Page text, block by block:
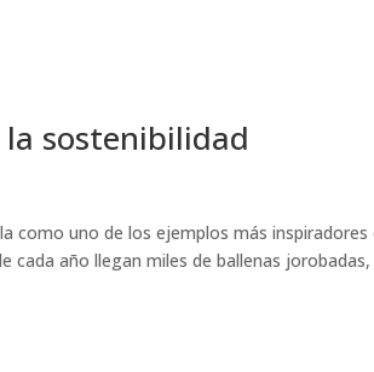
sostenibilidad
como uno de los ejemplos más inspiradores
cada año llegan miles de ballenas jorobadas,